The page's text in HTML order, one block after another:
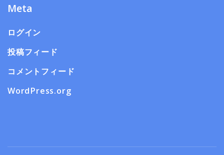
Meta
ログイン
投稿フィード
コメントフィード
WordPress.org